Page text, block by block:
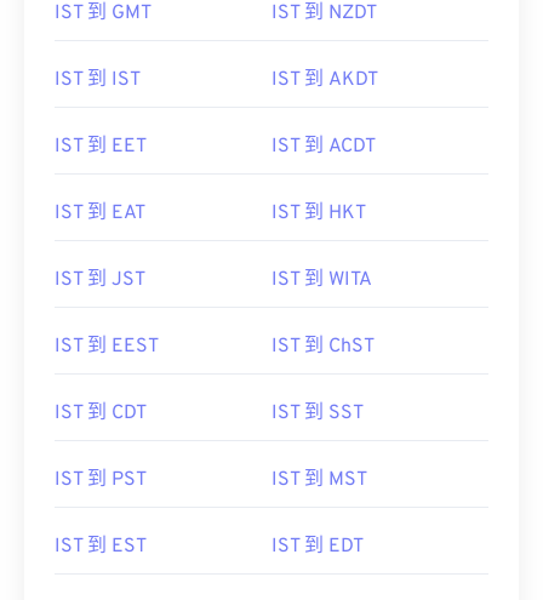
IST 到 GMT IST 到 NZDT
IST 到 IST IST 到 AKDT
IST 到 EET IST 到 ACDT
IST 到 EAT IST 到 HKT
IST 到 JST IST 到 WITA
IST 到 EEST IST 到 ChST
IST 到 CDT IST 到 SST
IST 到 PST IST 到 MST
IST 到 EST IST 到 EDT